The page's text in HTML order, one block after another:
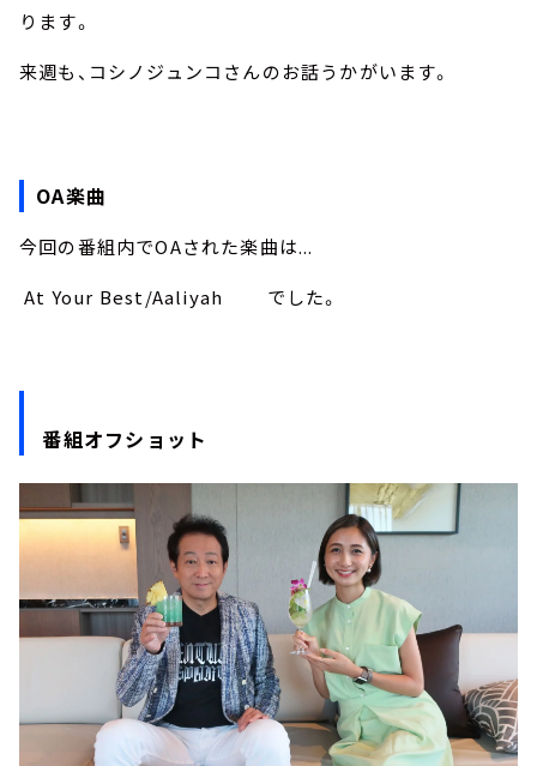
ります。
来週も、コシノジュンコさんのお話うかがいます。
OA楽曲
今回の番組内でOAされた楽曲は...
At Your Best/Aaliyah でした。
番組オフショット